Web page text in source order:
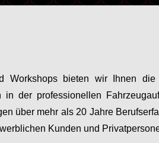
Workshops bieten wir Ihnen die
der professionellen
über mehr als 20 Jahre
Kunden und